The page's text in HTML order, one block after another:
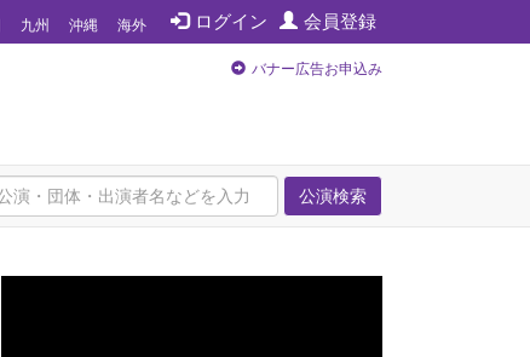
ログイン 会員登録
九州 沖縄 海外
バナー広告お申込み
公演検索